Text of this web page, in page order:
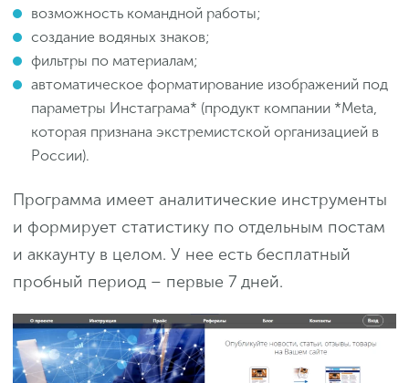
возможность командной работы;
создание водяных знаков;
фильтры по материалам;
автоматическое форматирование изображений под
параметры Инстаграма* (продукт компании *Meta,
которая признана экстремистской организацией в
России).
Программа имеет аналитические инструменты
и формирует статистику по отдельным постам
и аккаунту в целом. У нее есть бесплатный
пробный период – первые 7 дней.